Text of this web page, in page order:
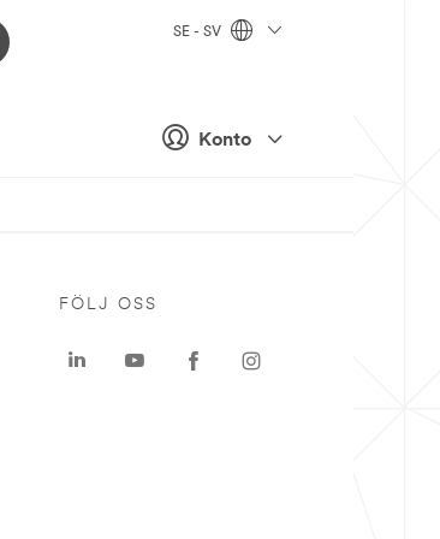
Konto
SE - SV
FÖLJ OSS